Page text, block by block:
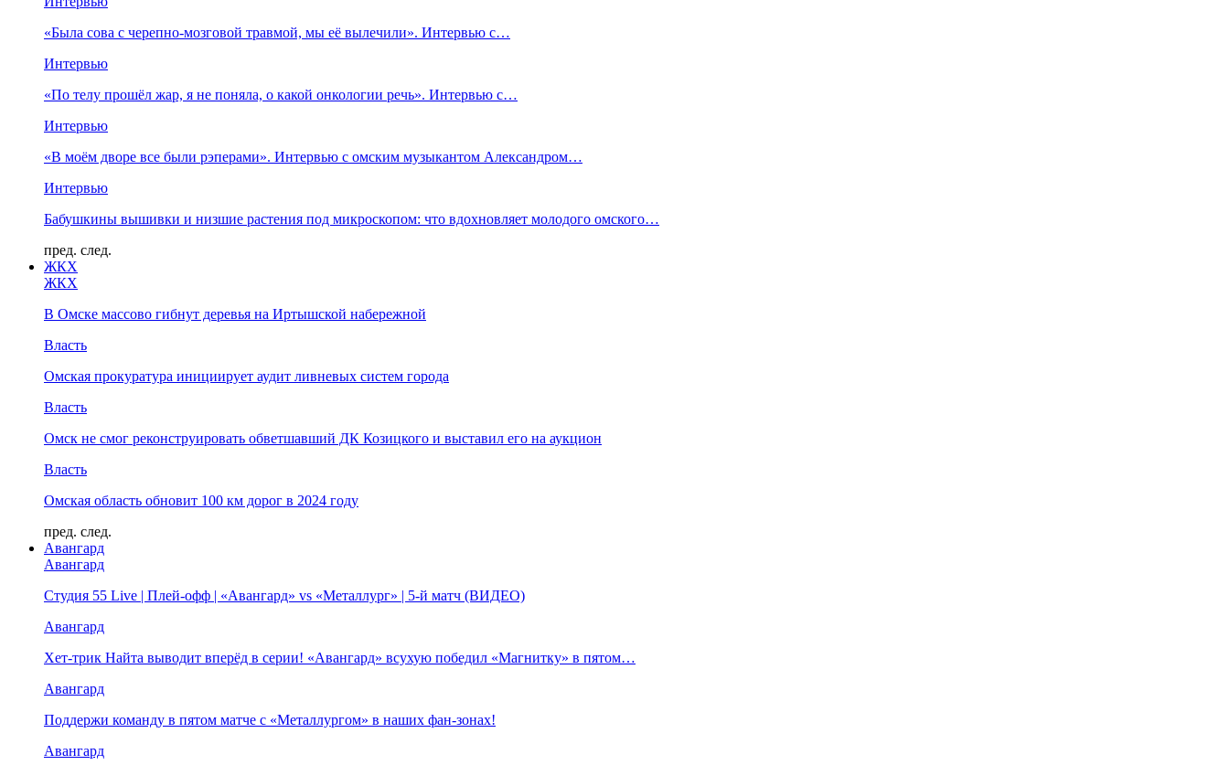
«Была сова с черепно-мозговой травмой, мы её вылечили». Интервью с…
Интервью
«По телу прошёл жар, я не поняла, о какой онкологии речь». Интервью с…
Интервью
«В моём дворе все были рэперами». Интервью с омским музыкантом Александром…
Интервью
Бабушкины вышивки и низшие растения под микроскопом: что вдохновляет молодого омского…
пред. след.
ЖКХ
ЖКХ
В Омске массово гибнут деревья на Иртышской набережной
Власть
Омская прокуратура инициирует аудит ливневых систем города
Власть
Омск не смог реконструировать обветшавший ДК Козицкого и выставил его на аукцион
Власть
Омская область обновит 100 км дорог в 2024 году
пред. след.
Авангард
Авангард
Студия 55 Live | Плей-офф | «Авангард» vs «Металлург» | 5-й матч (ВИДЕО)
Авангард
Хет-трик Найта выводит вперёд в серии! «Авангард» всухую победил «Магнитку» в пятом…
Авангард
Поддержи команду в пятом матче с «Металлургом» в наших фан-зонах!
Авангард